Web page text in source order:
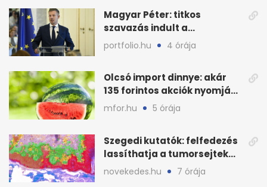
Magyar Péter: titkos
szavazás indult a
köztársasági elnökjelöltről
portfolio.hu 4 órája
Olcsó import dinnye: akár
135 forintos akciók nyomják
le a piacot
mfor.hu 5 órája
Szegedi kutatók: felfedezés
lassíthatja a tumorsejtek
terjedését
novekedes.hu 7 órája